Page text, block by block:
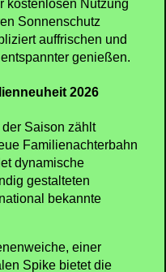
in diesem
für seine
Kooperation mit
Sonnenschutzspender
Nutzung
auffrischen und
genießen.